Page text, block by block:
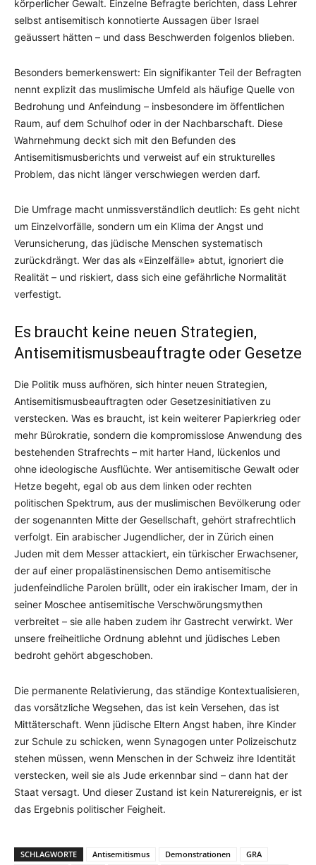
körperlicher Gewalt. Einzelne Befragte berichten, dass Lehrer
selbst antisemitisch konnotierte Aussagen über Israel
geäussert hätten – und dass Beschwerden folgenlos blieben.
Besonders bemerkenswert: Ein signifikanter Teil der Befragten
nennt explizit das muslimische Umfeld als häufige Quelle von
Bedrohung und Anfeindung – insbesondere im öffentlichen
Raum, auf dem Schulhof oder in der Nachbarschaft. Diese
Wahrnehmung deckt sich mit den Befunden des
Antisemitismusberichts und verweist auf ein strukturelles
Problem, das nicht länger verschwiegen werden darf.
Die Umfrage macht unmissverständlich deutlich: Es geht nicht
um Einzelvorfälle, sondern um ein Klima der Angst und
Verunsicherung, das jüdische Menschen systematisch
zurückdrängt. Wer das als «Einzelfälle» abtut, ignoriert die
Realität – und riskiert, dass sich eine gefährliche Normalität
verfestigt.
Es braucht keine neuen Strategien,
Antisemitismusbeauftragte oder Gesetze
Die Politik muss aufhören, sich hinter neuen Strategien,
Antisemitismusbeauftragten oder Gesetzesinitiativen zu
verstecken. Was es braucht, ist kein weiterer Papierkrieg oder
mehr Bürokratie, sondern die kompromisslose Anwendung des
bestehenden Strafrechts – mit harter Hand, lückenlos und
ohne ideologische Ausflüchte. Wer antisemitische Gewalt oder
Hetze begeht, egal ob aus dem linken oder rechten
politischen Spektrum, aus der muslimischen Bevölkerung oder
der sogenannten Mitte der Gesellschaft, gehört strafrechtlich
verfolgt. Ein arabischer Jugendlicher, der in Zürich einen
Juden mit dem Messer attackiert, ein türkischer Erwachsener,
der auf einer propalästinensischen Demo antisemitische
judenfeindliche Parolen brüllt, oder ein irakischer Imam, der in
seiner Moschee antisemitische Verschwörungsmythen
verbreitet – sie alle haben zudem ihr Gastrecht verwirkt. Wer
unsere freiheitliche Ordnung ablehnt und jüdisches Leben
bedroht gehört abgeschoben.
Die permanente Relativierung, das ständige Kontextualisieren,
das vorsätzliche Wegsehen, das ist kein Versehen, das ist
Mittäterschaft. Wenn jüdische Eltern Angst haben, ihre Kinder
zur Schule zu schicken, wenn Synagogen unter Polizeischutz
stehen müssen, wenn Menschen in der Schweiz ihre Identität
verstecken, weil sie als Jude erkennbar sind – dann hat der
Staat versagt. Und dieser Zustand ist kein Naturereignis, er ist
das Ergebnis politischer Feigheit.
SCHLAGWORTE Antisemitismus Demonstrationen
GRA